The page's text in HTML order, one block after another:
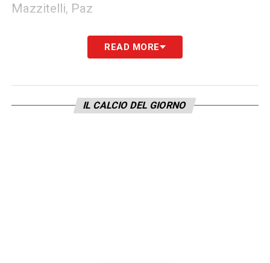
Mazzitelli, Paz
Gabrielloni, Cutrone, Belotti,
LA PLAYLIST DELLE NOSTRE TOP NEWS
READ MORE
IL CALCIO DEL GIORNO